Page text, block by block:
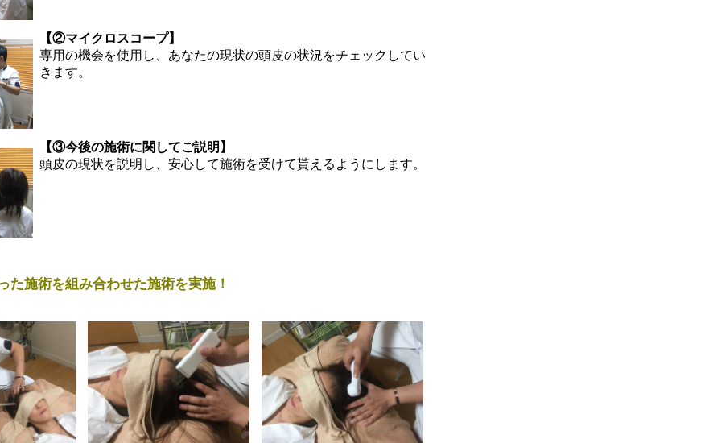
【②マイクロスコープ】
専用の機会を使用し、あなたの現状の頭皮の状況をチェックしてい
きます。
【③今後の施術に関してご説明】
頭皮の現状を説明し、安心して施術を受けて貰えるようにします。
た施術を組み合わせた施術を実施！